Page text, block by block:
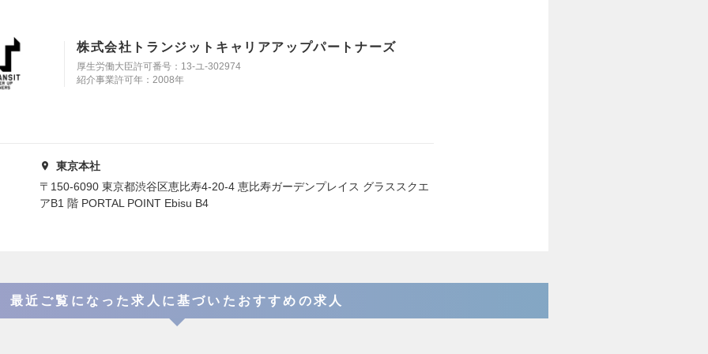
株式会社トランジットキャリアアップパートナーズ
厚生労働大臣許可番号：13-ユ-302974
紹介事業許可年：2008年
東京本社
〒150-6090 東京都渋谷区恵比寿4-20-4 恵比寿ガーデンプレイス グラススクエ
アB1 階 PORTAL POINT Ebisu B4
最近ご覧になった求人に基づいたおすすめの求人